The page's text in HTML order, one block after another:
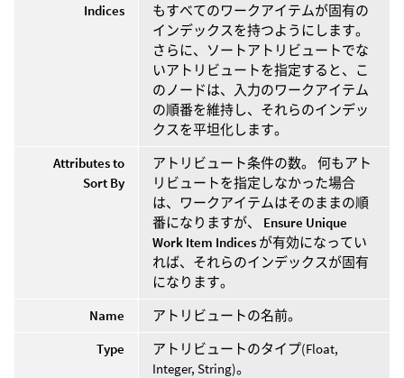
Indices
もすべてのワークアイテムが固有の
インデックスを持つようにします。
さらに、ソートアトリビュートでな
いアトリビュートを指定すると、こ
のノードは、入力のワークアイテム
の順番を維持し、それらのインデッ
クスを平坦化します。
Attributes to
Sort By
アトリビュート条件の数。 何もアト
リビュートを指定しなかった場合
は、ワークアイテムはそのままの順
番になりますが、 Ensure Unique
Work Item Indices が有効になってい
れば、それらのインデックスが固有
になります。
Name
アトリビュートの名前。
Type
アトリビュートのタイプ(Float,
Integer, String)。